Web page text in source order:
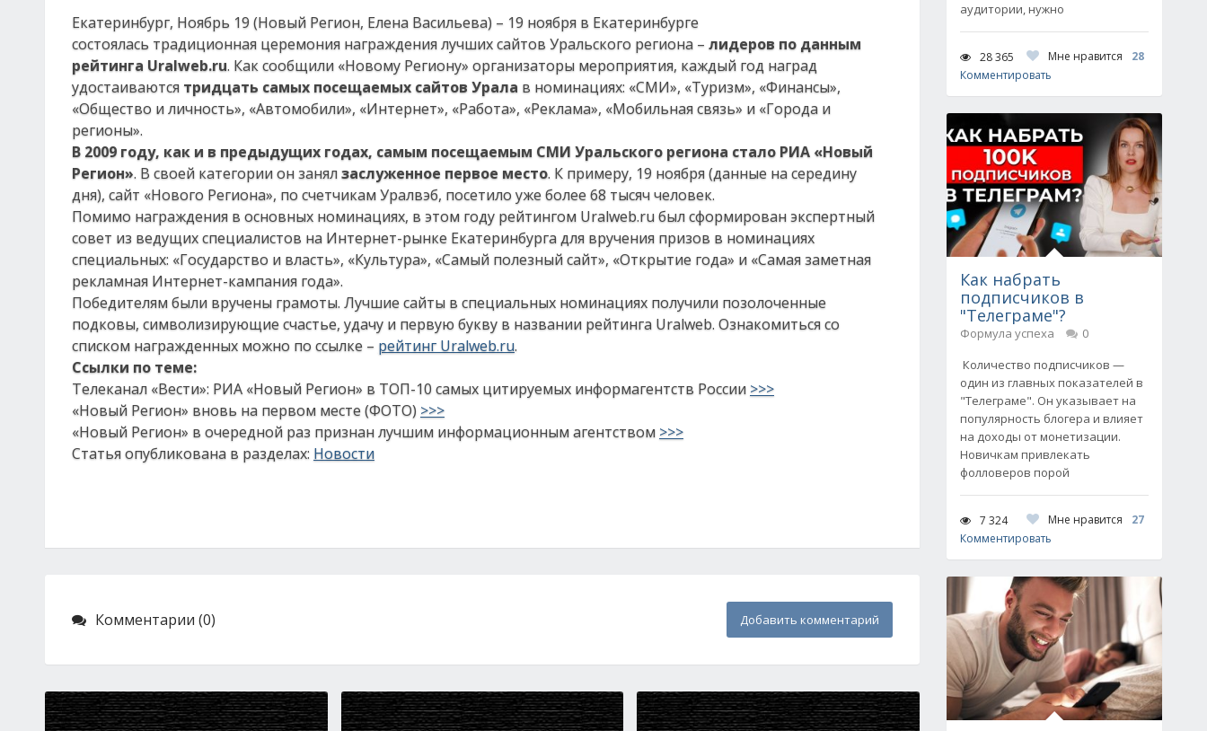
Екатеринбург, Ноябрь 19 (Новый Регион, Елена Васильева) – 19 ноября в Екатеринбурге
состоялась традиционная церемония награждения лучших сайтов Уральского региона – лидеров по данным
рейтинга Uralweb.ru. Как сообщили «Новому Региону» организаторы мероприятия, каждый год наград
удостаиваются тридцать самых посещаемых сайтов Урала в номинациях: «СМИ», «Туризм», «Финансы»,
«Общество и личность», «Автомобили», «Интернет», «Работа», «Реклама», «Мобильная связь» и «Города и
регионы».
В 2009 году, как и в предыдущих годах, самым посещаемым СМИ Уральского региона стало РИА «Новый
Регион». В своей категории он занялзаслуженное первое место. К примеру, 19 ноября (данные на середину
дня), сайт «Нового Региона», по счетчикам Уралвэб, посетило уже более 68 тысяч человек.
Помимо награждения в основных номинациях, в этом году рейтингом Uralweb.ru был сформирован экспертный
совет из ведущих специалистов на Интернет-рынке Екатеринбурга для вручения призов в номинациях
специальных: «Государство и власть», «Культура», «Самый полезный сайт», «Открытие года» и «Самая заметная
рекламная Интернет-кампания года».
Победителям были вручены грамоты. Лучшие сайты в специальных номинациях получили позолоченные
подковы, символизирующие счастье, удачу и первую букву в названии рейтинга Uralweb. Ознакомиться со
списком награжденных можно по ссылке – рейтинг Uralweb.ru.
Ссылки по теме:
Телеканал «Вести»: РИА «Новый Регион» в ТОП-10 самых цитируемых информагентств России >>>
«Новый Регион» вновь на первом месте (ФОТО) >>>
«Новый Регион» в очередной раз признан лучшим информационным агентством >>>
Статья опубликована в разделах: Новости
Комментарии (0) Добавить комментарий
аудитории, нужно
28 365 Мне нравится
28
Комментировать
Как набрать
подписчиков в
"Телеграме"?
Формула успеха
0
Количество подписчиков —
один из главных показателей в
"Телеграме". Он указывает на
популярность блогера и влияет
на доходы от монетизации.
Новичкам привлекать
фолловеров порой
7 324 Мне нравится
27
Комментировать